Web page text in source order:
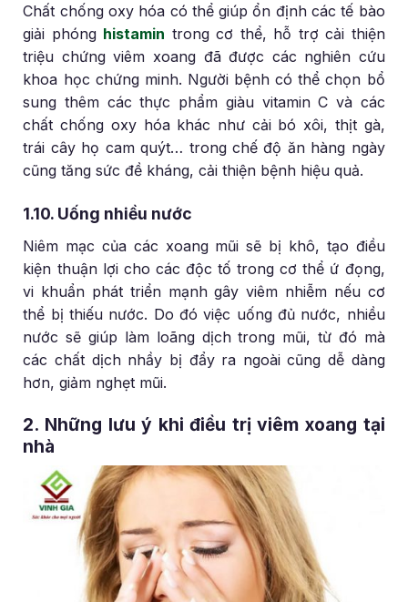
Chất chống oxy hóa có thể giúp ổn định các tế bào
giải phóng histamin trong cơ thể, hỗ trợ cải thiện
triệu chứng viêm xoang đã được các nghiên cứu
khoa học chứng minh. Người bệnh có thể chọn bổ
sung thêm các thực phẩm giàu vitamin C và các
chất chống oxy hóa khác như cải bó xôi, thịt gà,
trái cây họ cam quýt… trong chế độ ăn hàng ngày
cũng tăng sức đề kháng, cải thiện bệnh hiệu quả.
1.10. Uống nhiều nước
Niêm mạc của các xoang mũi sẽ bị khô, tạo điều
kiện thuận lợi cho các độc tố trong cơ thể ứ đọng,
vi khuẩn phát triển mạnh gây viêm nhiễm nếu cơ
thể bị thiếu nước. Do đó việc uống đủ nước, nhiều
nước sẽ giúp làm loãng dịch trong mũi, từ đó mà
các chất dịch nhầy bị đẩy ra ngoài cũng dễ dàng
hơn, giảm nghẹt mũi.
2. Những lưu ý khi điều trị viêm xoang tại
nhà